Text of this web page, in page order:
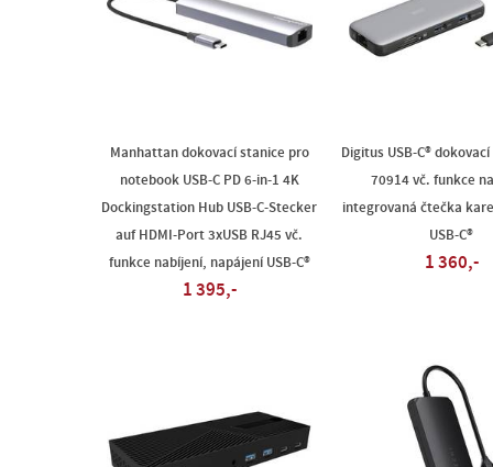
Manhattan dokovací stanice pro
notebook USB-C PD 6-in-1 4K
Dockingstation Hub USB-C-Stecker
auf HDMI-Port 3xUSB RJ45 vč.
funkce nabíjení, napájení USB-C®
1 395,-
Digitus USB-C®
70914 vč. funkce
integrovaná čtečka
USB-C®
1 360,-